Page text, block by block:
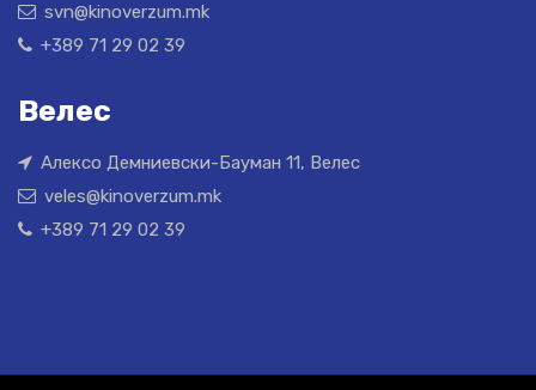
svn@kinoverzum.mk
+389 71 29 02 39
Велес
Алексо Демниевски-Бауман 11, Велес
veles@kinoverzum.mk
+389 71 29 02 39